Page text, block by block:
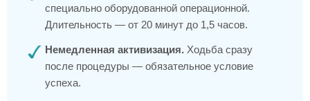
специально оборудованной операционной.
Длительность — от 20 минут до 1,5 часов.
Немедленная активизация. Ходьба сразу
после процедуры — обязательное условие
успеха.